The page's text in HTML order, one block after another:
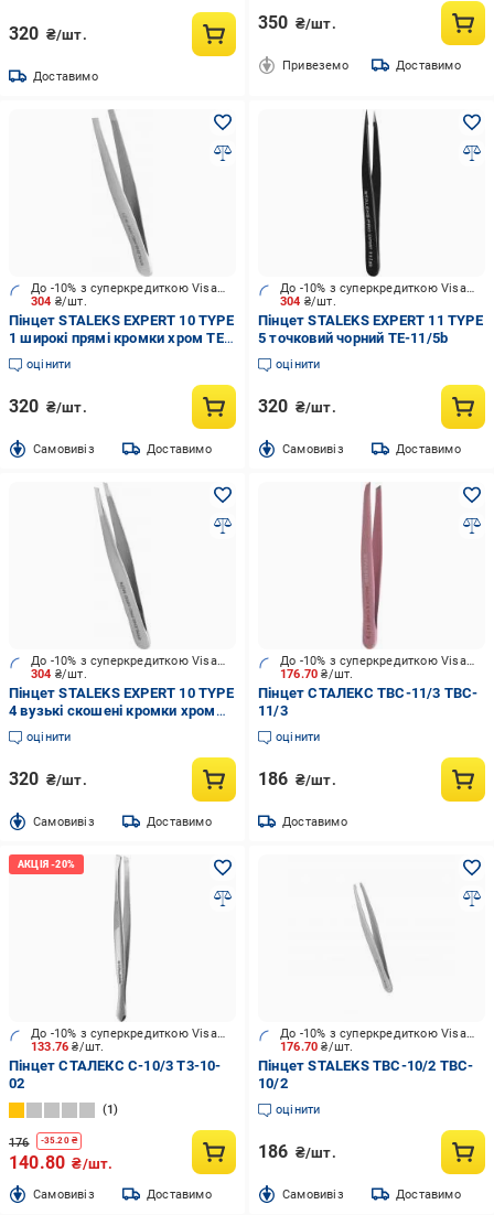
320 ₴/шт.
Доставимо
350 ₴/шт.
Привеземо Доставимо
304 ₴/шт.
До -10% з суперкредиткою Visa Вигода
Пінцет STALEKS EXPERT 10 TYPE
1 широкі прямі кромки хром TE-
10/1
оцінити
320 ₴/шт.
Cамовивіз Доставимо
304 ₴/шт.
До -10% з суперкредиткою Visa Вигода
Пінцет STALEKS EXPERT 11 TYPE
5 точковий чорний TE-11/5b
оцінити
320 ₴/шт.
Cамовивіз Доставимо
304 ₴/шт.
До -10% з суперкредиткою Visa Вигода
Пінцет STALEKS EXPERT 10 TYPE
4 вузькі скошені кромки хром
TE-10/4
оцінити
320 ₴/шт.
Cамовивіз Доставимо
176.70₴/шт.
До -10% з суперкредиткою Visa Вигода
Пінцет СТАЛЕКС TBC-11/3 TBC-
11/3
оцінити
186 ₴/шт.
Доставимо
133.76₴/шт.
До -10% з суперкредиткою Visa Вигода
Пінцет СТАЛЕКС C-10/3 T3-10-
02
1
176 -35.20₴
140.80 ₴/шт.
Cамовивіз Доставимо
176.70₴/шт.
До -10% з суперкредиткою Visa Вигода
Пінцет STALEKS TBC-10/2 TBC-
10/2
оцінити
186 ₴/шт.
Cамовивіз Доставимо